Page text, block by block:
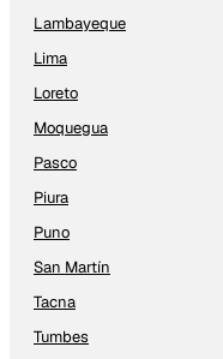
Lambayeque
Lima
Loreto
Moquegua
Pasco
Piura
Puno
San Martín
Tacna
Tumbes